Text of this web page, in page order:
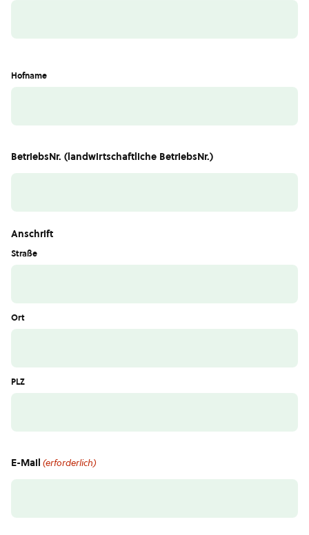
Hofname
BetriebsNr. (landwirtschaftliche BetriebsNr.)
Anschrift
Straße
Ort
PLZ
E-Mail (erforderlich)